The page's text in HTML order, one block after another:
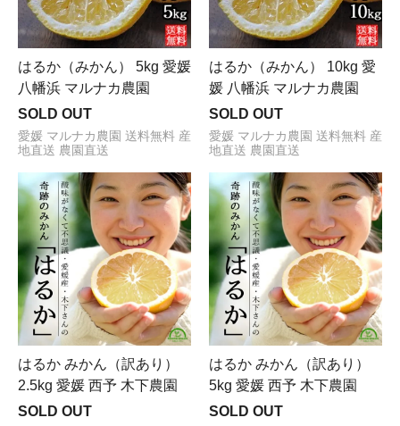
はるか（みかん） 5kg 愛媛
八幡浜 マルナカ農園
SOLD OUT
愛媛 マルナカ農園 送料無料 産
地直送 農園直送
はるか（みかん） 10kg 愛
媛 八幡浜 マルナカ農園
SOLD OUT
愛媛 マルナカ農園 送料無料 産
地直送 農園直送
はるか みかん（訳あり）
2.5kg 愛媛 西予 木下農園
SOLD OUT
はるか みかん（訳あり）
5kg 愛媛 西予 木下農園
SOLD OUT